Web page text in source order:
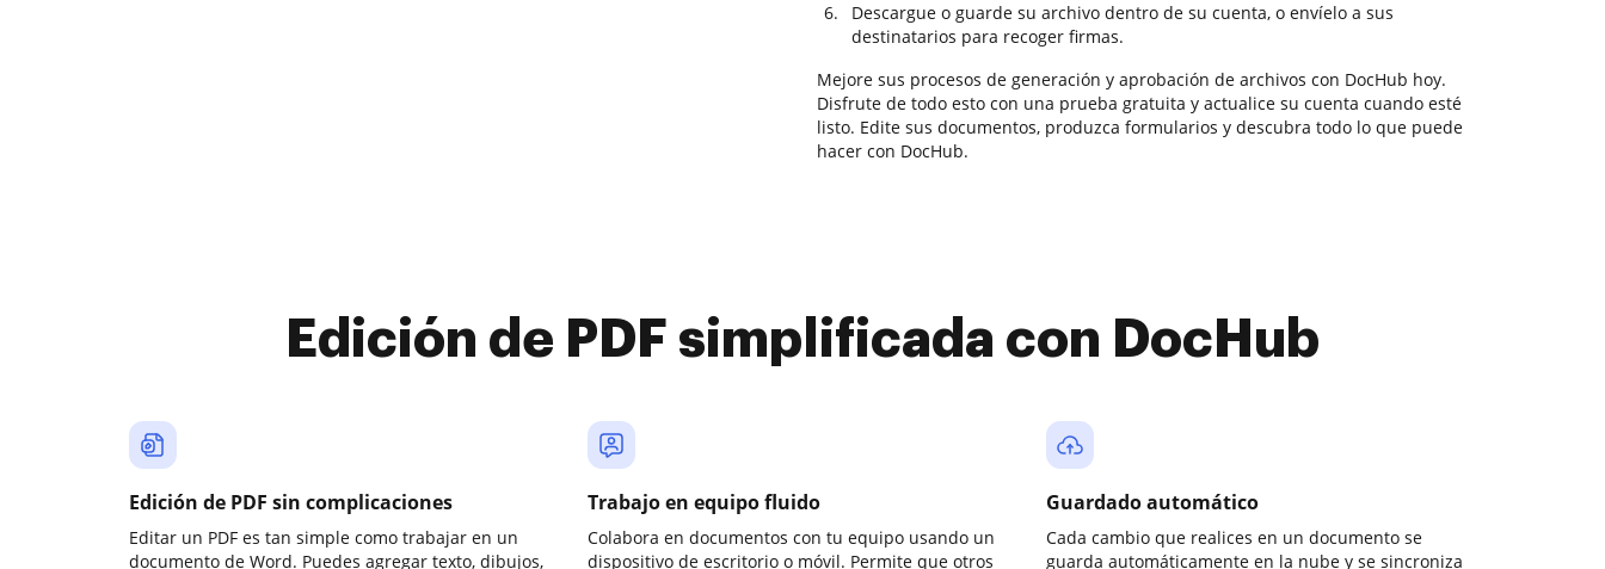
Descargue o guarde su archivo dentro de su cuenta, o envíelo a sus
destinatarios para recoger firmas.
Mejore sus procesos de generación y aprobación de archivos con DocHub hoy.
Disfrute de todo esto con una prueba gratuita y actualice su cuenta cuando esté
listo. Edite sus documentos, produzca formularios y descubra todo lo que puede
hacer con DocHub.
Edición de PDF simplificada con DocHub
Edición de PDF sin complicaciones
Editar un PDF es tan simple como trabajar en un
documento de Word. Puedes agregar texto, dibujos,
Trabajo en equipo fluido
Colabora en documentos con tu equipo usando un
dispositivo de escritorio o móvil. Permite que otros
Guardado automático
Cada cambio que realices en un documento se
guarda automáticamente en la nube y se sincroniza